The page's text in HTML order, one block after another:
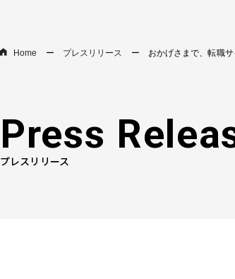
Home プレスリリース おかげさまで、転職
Press
プレスリリース